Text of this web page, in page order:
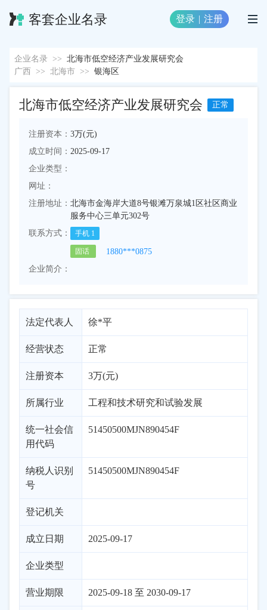
客套企业名录 登录 | 注册
企业名录 >> 北海市低空经济产业发展研究会
广西
>> 北海市 >> 银海区
北海市低空经济产业发展研究会 正常
注册资本： 3万(元)
成立时间： 2025-09-17
企业类型：
网址：
注册地址： 北海市金海岸大道8号银滩万泉城1区社区商业
服务中心三单元302号
联系方式：
手机 1
固话
1880***0875
企业简介：
法定代表人 徐*平
经营状态 正常
注册资本 3万(元)
所属行业 工程和技术研究和试验发展
统一社会信
用代码
51450500MJN890454F
纳税人识别
号
51450500MJN890454F
登记机关
成立日期 2025-09-17
企业类型
营业期限 2025-09-18 至 2030-09-17